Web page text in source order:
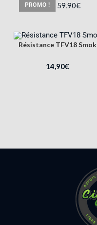
PROMO !
89,90 € 59,90€
Résistance TFV18 Smok
14,90€